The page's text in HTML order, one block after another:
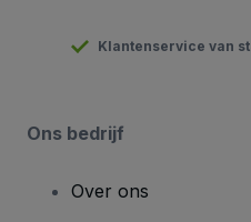
Klantenservice van
Ons bedrijf
Over ons